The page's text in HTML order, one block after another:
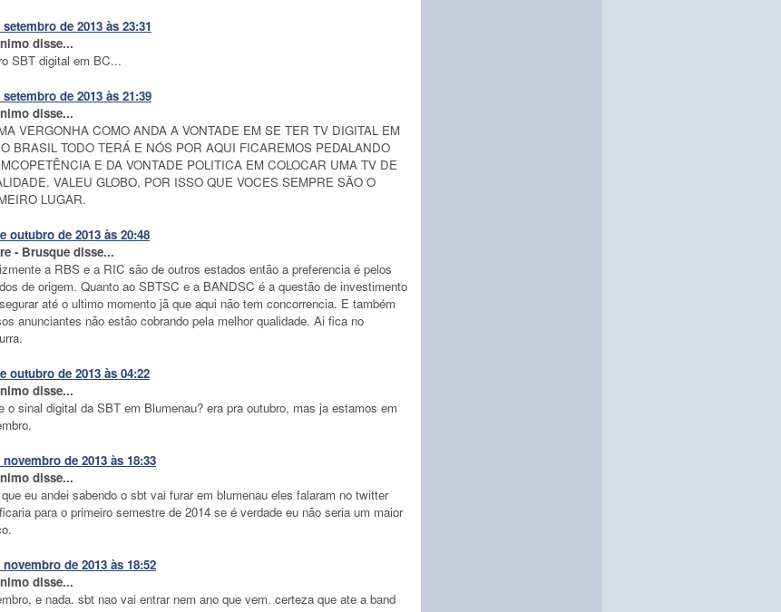
de 2013 às 23:31
disse...
SBT digital em BC...
setembro de 2013 às 21:39
disse...
VERGONHA COMO ANDA A VONTADE EM SE TER TV DIGITAL EM
BRASIL TODO TERÁ E NÓS POR AQUI FICAREMOS PEDALANDO
E DA VONTADE POLITICA EM COLOCAR UMA TV DE
VALEU GLOBO, POR ISSO QUE VOCES SEMPRE SÃO O
LUGAR.
outubro de 2013 às 20:48
- Brusque disse...
a RBS e a RIC são de outros estados então a preferencia é pelos
de origem. Quanto ao SBTSC e a BANDSC é a questão de investimento
até o ultimo momento jã que aqui não tem concorrencia. E também
anunciantes não estão cobrando pela melhor qualidade. Ai fica no
outubro de 2013 às 04:22
disse...
o sinal digital da SBT em Blumenau? era pra outubro, mas ja estamos em
novembro de 2013 às 18:33
disse...
eu andei sabendo o sbt vai furar em blumenau eles falaram no twitter
para o primeiro semestre de 2014 se é verdade eu não seria um maior
novembro de 2013 às 18:52
disse...
e nada. sbt nao vai entrar nem ano que vem. certeza que ate a band